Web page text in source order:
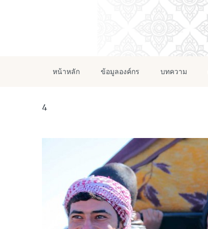
หน้าหลัก ข้อมูลองค์กร บทความ
4